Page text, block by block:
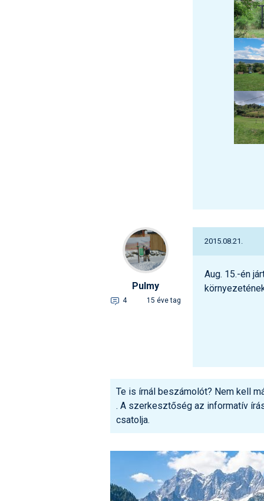
Pulmy
4 15 éve tag
2015.08.21.
Aug. 15.-én
Te is írnál beszámolót? Nem kell
. A szerkesztőség az informatív
csatolja.